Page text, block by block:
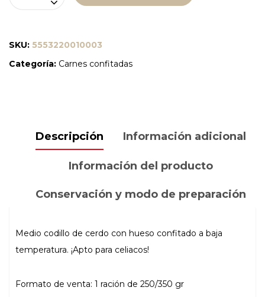
CODILLO
HUESO250-
SKU: 5553220010003
Categoría: Carnes confitadas
Descripción Información adicional
Información del producto
Conservación y modo de preparación
Medio codillo de cerdo con hueso confitado a baja
temperatura. ¡Apto para celiacos!
Formato de venta: 1 ración de 250/350 gr